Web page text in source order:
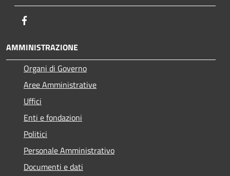
AMMINISTRAZIONE
Organi di Governo
Aree Amministrative
Uffici
Enti e fondazioni
Politici
Personale Amministrativo
Documenti e dati